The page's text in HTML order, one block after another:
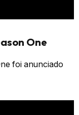
One
foi anunciado